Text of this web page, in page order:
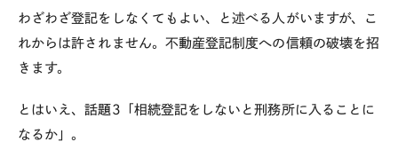
わざわざ登記をしなくてもよい、と述べる人がいますが、こ
れからは許されません。不動産登記制度への信頼の破壊を招
きます。
とはいえ、話題3「相続登記をしないと刑務所に入ることに
なるか」。